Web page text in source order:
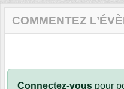
COMMENTEZ
Connectez-vous pour